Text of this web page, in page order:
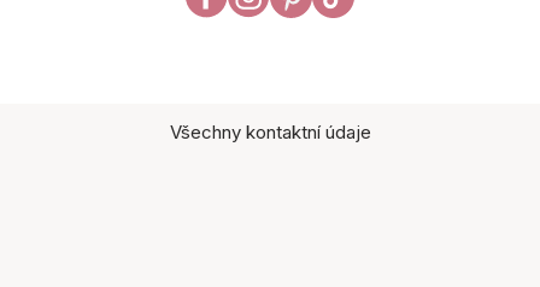
Všechny kontaktní údaje